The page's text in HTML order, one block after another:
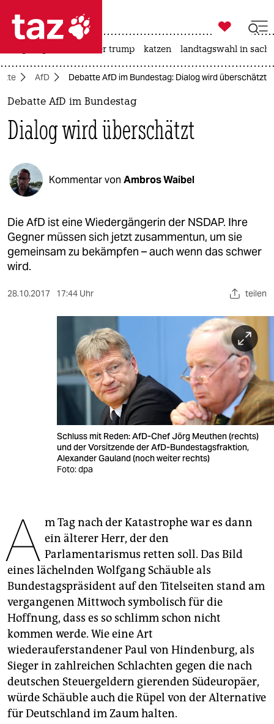
 taz zahl ich
taz zahl ich
politik
öko
gesellschaft
kultur
sport
veranstaltungen
fragen & hilfe
genossenschaft
epaper login

taz zahl ich
usa unter trump katzen landtagswahl in
AfD Debatte AfD im Bundestag: Dialog wird überschätzt
Debatte AfD im Bundestag
Dialog wird überschätzt
Kommentar von Ambros Waibel
Die AfD ist eine Wiedergängerin der NSDAP. Ihre
Gegner müssen sich jetzt zusammentun, um sie
gemeinsam zu bekämpfen – auch wenn das schwer
wird.
28.10.2017 17:44 Uhr teilen
Schluss mit Reden: AfD-Chef Jörg Meuthen (rechts)
und der Vorsitzende der AfD-Bundestagsfraktion,
Alexander Gauland (noch weiter rechts)
Foto: dpa
A m Tag nach der Katas­trophe war es dann
ein älterer Herr, der den
Parlamentarismus retten soll. Das Bild
eines lächelnden Wolfgang Schäuble als
Bundestagspräsident auf den Titelseiten stand am
vergangenen Mittwoch symbolisch für die
Hoffnung, dass es so schlimm schon nicht
kommen werde. Wie eine Art
wiederauferstandener Paul von Hindenburg, als
Sieger in zahlreichen Schlachten gegen die nach
deutschen Steuergeldern gierenden Südeuropäer,
würde Schäuble auch die Rüpel von der Alternative
für Deutschland im Zaum halten.